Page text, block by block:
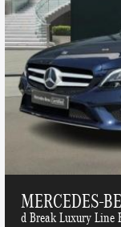
MERCEDES-
d Break Luxury Line